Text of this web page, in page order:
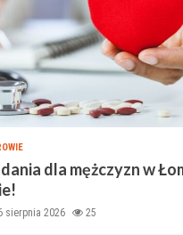
dla mężczyzn w
sierpnia 2026 25